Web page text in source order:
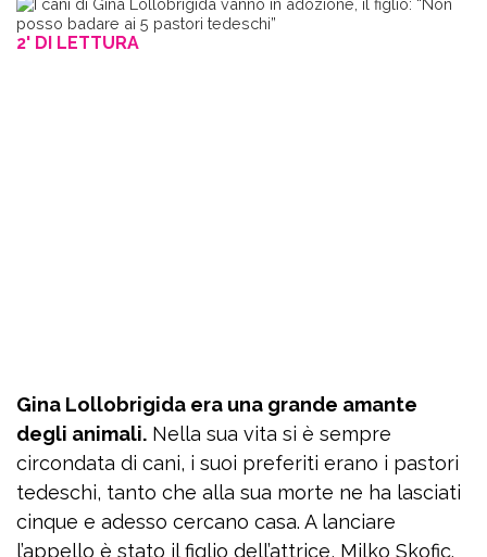
2' DI LETTURA
Gina Lollobrigida era una grande amante
degli animali. Nella sua vita si è sempre
circondata di cani, i suoi preferiti erano i pastori
tedeschi, tanto che alla sua morte ne ha lasciati
cinque e adesso cercano casa. A lanciare
l’appello è stato il figlio dell’attrice, Milko Skofic.